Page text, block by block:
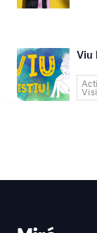
Viu